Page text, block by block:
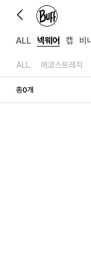
ALL 넥웨어 캡 비
ALL 에코스트레치
총0개